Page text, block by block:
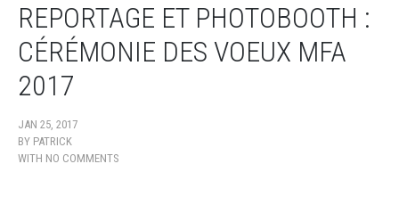
REPORTAGE ET PHOTOBOOTH :
CÉRÉMONIE DES VOEUX MFA
2017
JAN 25, 2017
BY PATRICK
WITH NO COMMENTS